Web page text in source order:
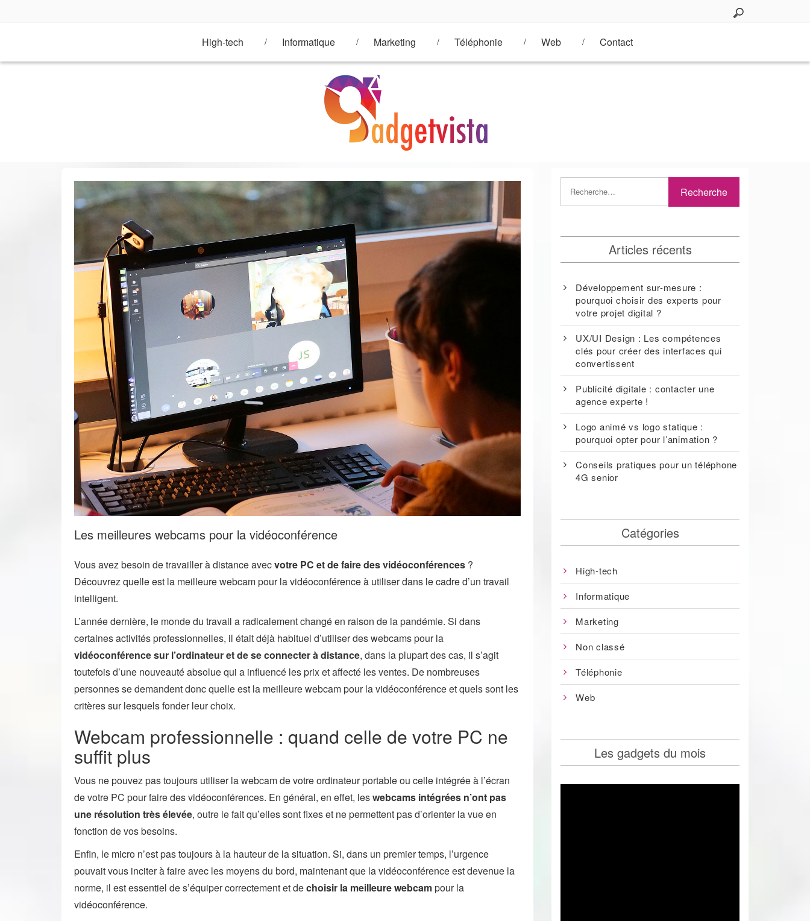
High-tech Informatique Marketing Téléphonie Web Contact
Les meilleures webcams pour la vidéoconférence
Vous avez besoin de travailler à distance avecvotre PC et de faire des vidéoconférences ?
Découvrez quelle est la meilleure webcam pour la vidéoconférence à utiliser dans le cadre d’un travail
intelligent.
L’année dernière, le monde du travail a radicalement changé en raison de la pandémie. Si dans
certaines activités professionnelles, il était déjà habituel d’utiliser des webcams pour la
vidéoconférence sur l’ordinateur et de se connecter à distance, dans la plupart des cas, il s’agit
toutefois d’une nouveauté absolue qui a influencé les prix et affecté les ventes. De nombreuses
personnes se demandent donc quelle est la meilleure webcam pour la vidéoconférence et quels sont les
critères sur lesquels fonder leur choix.
Webcam professionnelle : quand celle de votre PC ne
suffit plus
Vous ne pouvez pas toujours utiliser la webcam de votre ordinateur portable ou celle intégrée à l’écran
de votre PC pour faire des vidéoconférences. En général, en effet, leswebcams intégrées n’ont pas
une résolution très élevée, outre le fait qu’elles sont fixes et ne permettent pas d’orienter la vue en
fonction de vos besoins.
Enfin, le micro n’est pas toujours à la hauteur de la situation. Si, dans un premier temps, l’urgence
pouvait vous inciter à faire avec les moyens du bord, maintenant que la vidéoconférence est devenue la
norme, il est essentiel de s’équiper correctement et dechoisir la meilleure webcampour la
vidéoconférence.
Articles récents
Développement sur-mesure :
pourquoi choisir des experts pour
votre projet digital ?
UX/UI Design : Les compétences
clés pour créer des interfaces qui
convertissent
Publicité digitale : contacter une
agence experte !
Logo animé vs logo statique :
pourquoi opter pour l’animation ?
Conseils pratiques pour un téléphone
4G senior
Catégories
High-tech
Informatique
Marketing
Non classé
Téléphonie
Web
Les gadgets du mois